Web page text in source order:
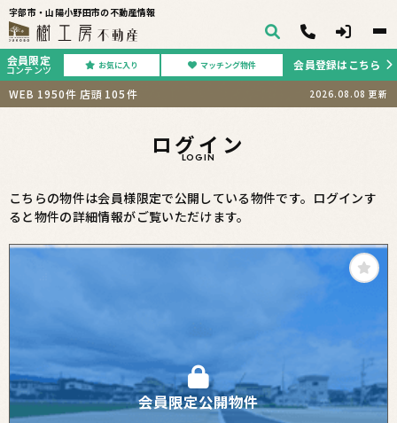
宇部市・山陽小野田市の不動産情報
会員限定
コンテンツ お気に入り マッチング物件
会員登録はこちら
WEB 1950件 店頭 105件 2026.08.08 更新
ログイン
LOGIN
こちらの物件は会員様限定で公開している物件です。ログインす
ると物件の詳細情報がご覧いただけます。
会員限定公開物件